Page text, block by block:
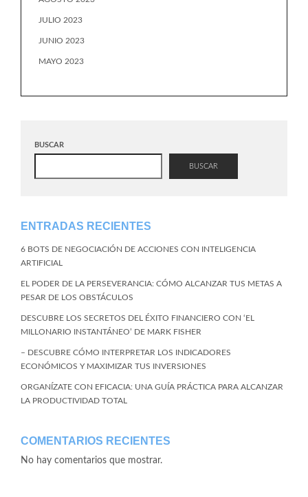
JULIO 2023
JUNIO 2023
MAYO 2023
BUSCAR
BUSCAR
ENTRADAS RECIENTES
6 BOTS DE NEGOCIACIÓN DE ACCIONES CON INTELIGENCIA
ARTIFICIAL
EL PODER DE LA PERSEVERANCIA: CÓMO ALCANZAR TUS METAS A
PESAR DE LOS OBSTÁCULOS
DESCUBRE LOS SECRETOS DEL ÉXITO FINANCIERO CON ‘EL
MILLONARIO INSTANTÁNEO’ DE MARK FISHER
– DESCUBRE CÓMO INTERPRETAR LOS INDICADORES
ECONÓMICOS Y MAXIMIZAR TUS INVERSIONES
ORGANÍZATE CON EFICACIA: UNA GUÍA PRÁCTICA PARA ALCANZAR
LA PRODUCTIVIDAD TOTAL
COMENTARIOS RECIENTES
No hay comentarios que mostrar.